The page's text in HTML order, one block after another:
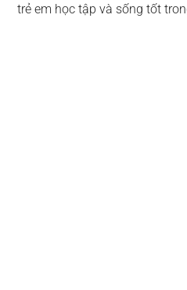
trẻ em học tập và sống tốt